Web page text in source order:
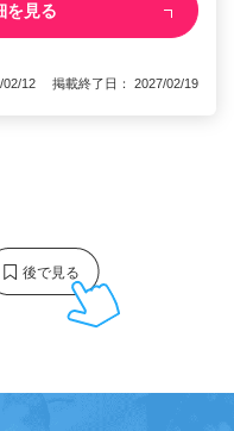
を見る
02/12 掲載終了日： 2027/02/19